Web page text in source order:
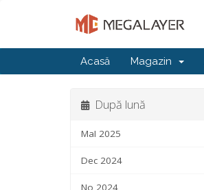
Acasă Magazin
După lună
MaI 2025
Dec 2024
No 2024